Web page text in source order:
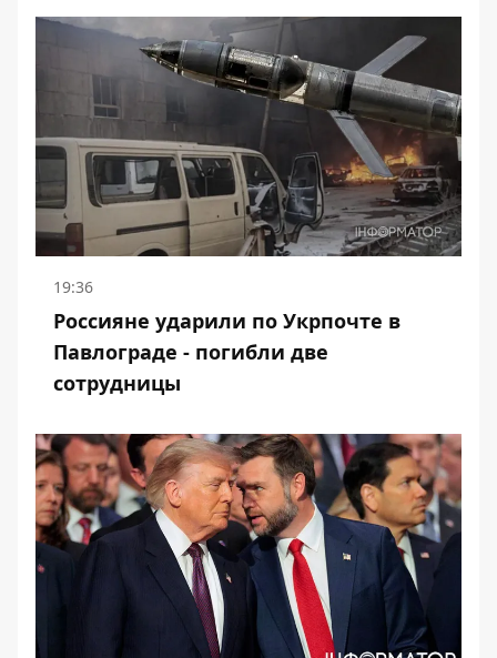
19:36
Россияне ударили по Укрпочте в
Павлограде - погибли две
сотрудницы